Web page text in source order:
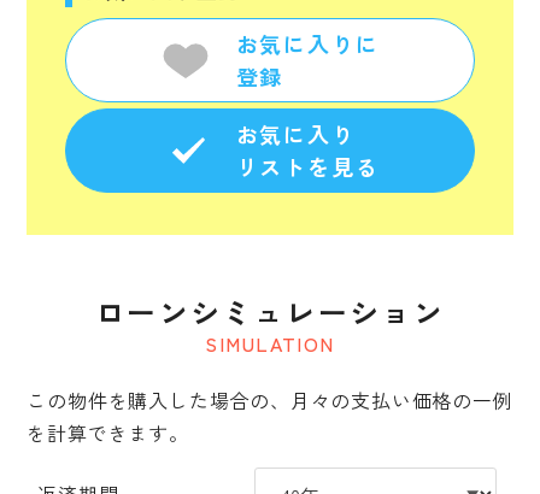
お気に入りに
登録
お気に入り
リストを見る
SIMULATION
ローンシミュレーション
この物件を購入した場合の、月々の支払い価格の一例
を計算できます。